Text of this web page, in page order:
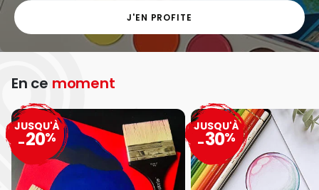
J'EN PROFITE
En ce moment
JUSQU'À
-20%
JUSQU'À
-30%